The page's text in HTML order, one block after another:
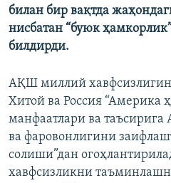
билан бир вақтда
нисбатан “буюк
билдирди.
АҚШ миллий
Хитой ва Россия “Америка
манфаатлари ва
ва фаровонлигини
солиши”дан
хавфсизликни